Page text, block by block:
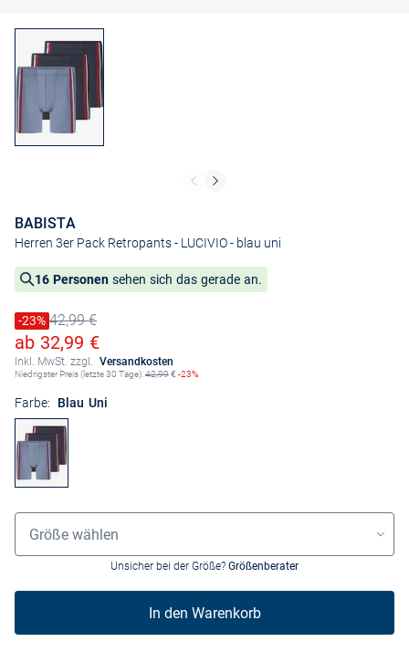
BABISTA
Herren 3er Pack Retropants - LUCIVIO- blau uni
16 Personen sehen sich das gerade an.
Preis reduziert um
-23%
Alter Preis42,99 €
Ermäßigter Preis
ab 32,99 €
Inkl. MwSt. zzgl. Versandkosten
Niedrigster Preis (letzte 30 Tage):42,99€ -23%
Farbe: Blau Uni
Größenauswahl
Größe wählen
Unsicher bei der Größe? Größenberater
In den Warenkorb